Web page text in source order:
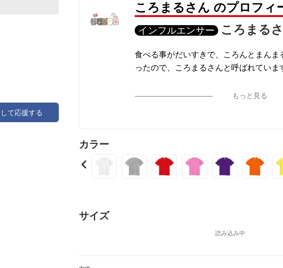
て応援する
ころまるさん のプロフィ
インフルエンサー ころまる
食べる事がだいすきで、ころんとまんま
ったので、ころまるさんと呼ばれていま
もっと見る
カラー
サイズ